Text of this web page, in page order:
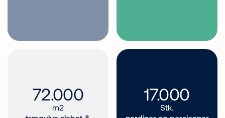
72.000
m2
17.000
Stk.